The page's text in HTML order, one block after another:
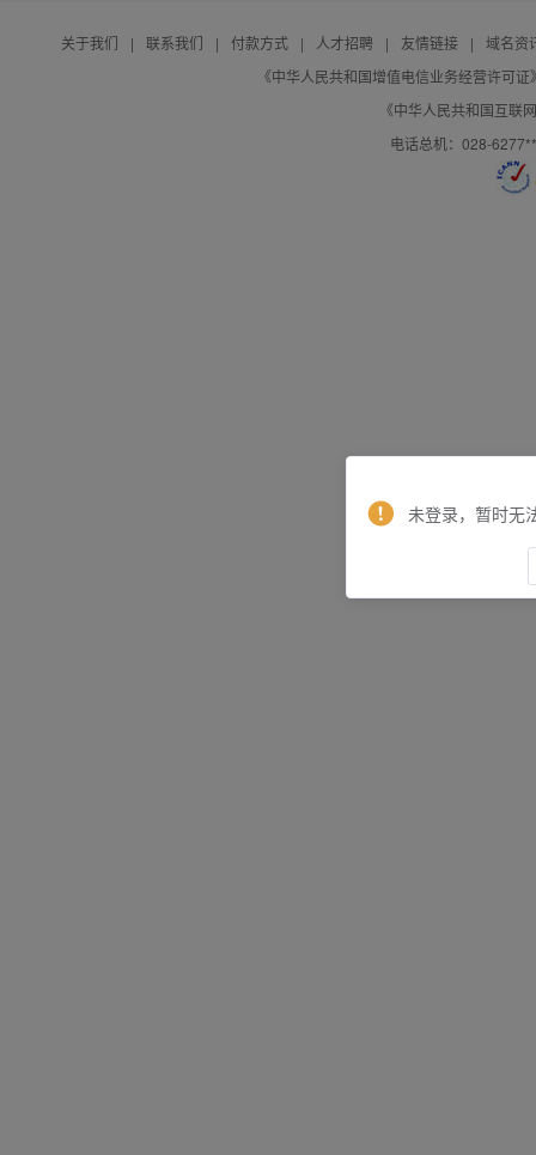
关于我们 | 联系我们 | 付款方式 | 人才招聘 | 友情链接 |
域名资
《中华人民共和国增值电信业务经营许可
《中华人民共和国互联
电话总机：028-
未登录，暂时无